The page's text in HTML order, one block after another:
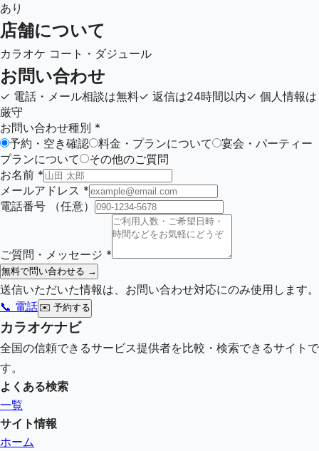
あり
店舗について
カラオケ コート・ダジュール
お問い合わせ
✓ 電話・メール相談は無料✓ 返信は24時間以内✓ 個人情報は
厳守
お問い合わせ種別 *
予約・空き確認
料金・プランについて
宴会・パーティー
プランについて
その他のご質問
お名前 *
メールアドレス *
電話番号
（任意）
ご質問・メッセージ *
無料で問い合わせる →
送信いただいた情報は、お問い合わせ対応にのみ使用します。
📞 電話 ✉️ 予約する
カラオケナビ
全国の信頼できるサービス提供者を比較・検索できるサイトで
す。
よくある検索
一覧
サイト情報
ホーム